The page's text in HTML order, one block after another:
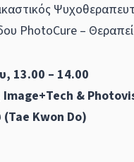
PhotoCure –
13.00 – 14.00
&
Kwon Do)